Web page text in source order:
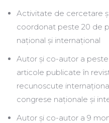
Activitate de cercetare
coordonat peste 20 de
naţional şi internaţional
Autor şi co-autor a
articole publicate în
recunoscute
congrese naţionale şi
Autor şi co-autor a 9